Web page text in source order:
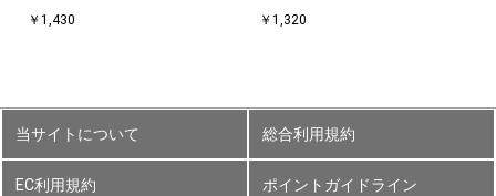
￥1,430 ￥1,320
当サイトについて 総合利用規約
EC利用規約 ポイントガイドライン